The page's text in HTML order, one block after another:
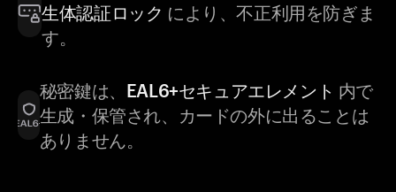
生体認証ロック により、不正利用を防ぎま
す。
秘密鍵は、 EAL6+セキュアエレメント 内で
生成・保管され、カードの外に出ることは
ありません。